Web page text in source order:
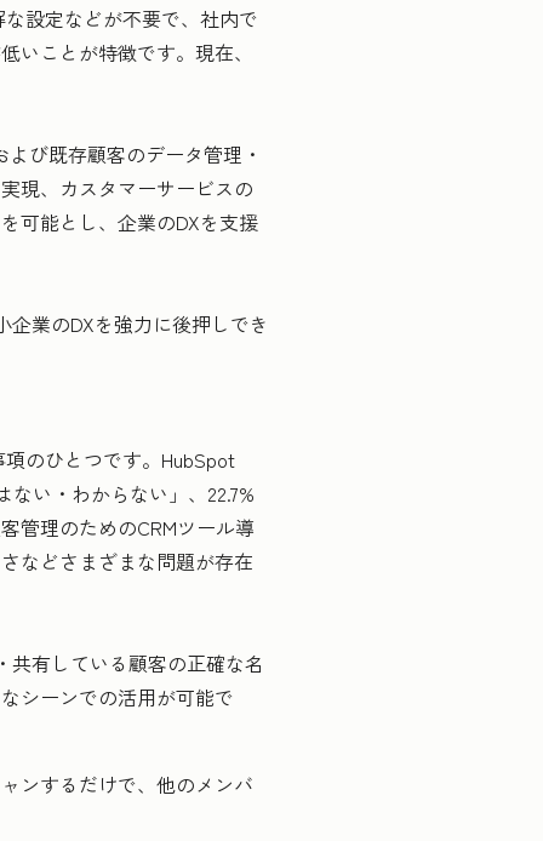
設定などが不要で、社内で
ことが特徴です。現在、
び既存顧客のデータ管理・
現、カスタマーサービスの
可能とし、企業のDXを支援
業のDXを強力に後押しでき
のひとつです。HubSpot
い・わからない」、22.7%
管理のためのCRMツール導
などさまざまな問題が存在
共有している顧客の正確な名
シーンでの活用が可能で
ンするだけで、他のメンバ